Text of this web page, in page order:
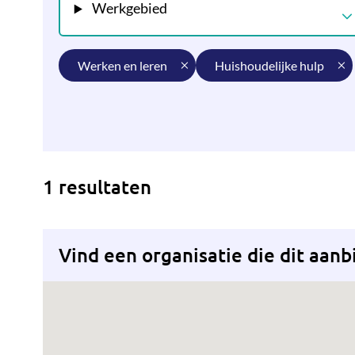
Werkgebied
werken en leren huishoudelijke hulp
1 resultaten
Vind een organisatie die dit